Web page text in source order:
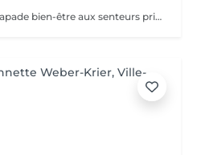
Offrez-vous une longue escapade bien-être aux senteurs printanières de Camomille, fleur emblématique de nos champs à la Gacilly. le temps s'est arrêté. Incroyablement relaxé et en harmonie, votre corps et votre esprits retrouvent leur équilibre.